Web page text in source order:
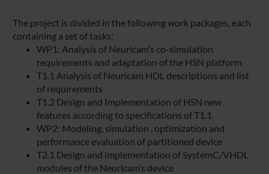
The project is divided in the following work packages, each
containing a set of tasks:
WP1: Analysis of Neuricam’s co-simulation
requirements and adaptation of the HSN platform
T1.1 Analysis of Neuricam HDL descriptions and list
of requirements
T1.2 Design and Implementation of HSN new
features according to specifications of T1.1
WP2: Modeling, simulation , optimization and
performance evaluation of partitioned device
T2.1 Design and implementation of SystemC/VHDL
modules of the Neuricam’s device